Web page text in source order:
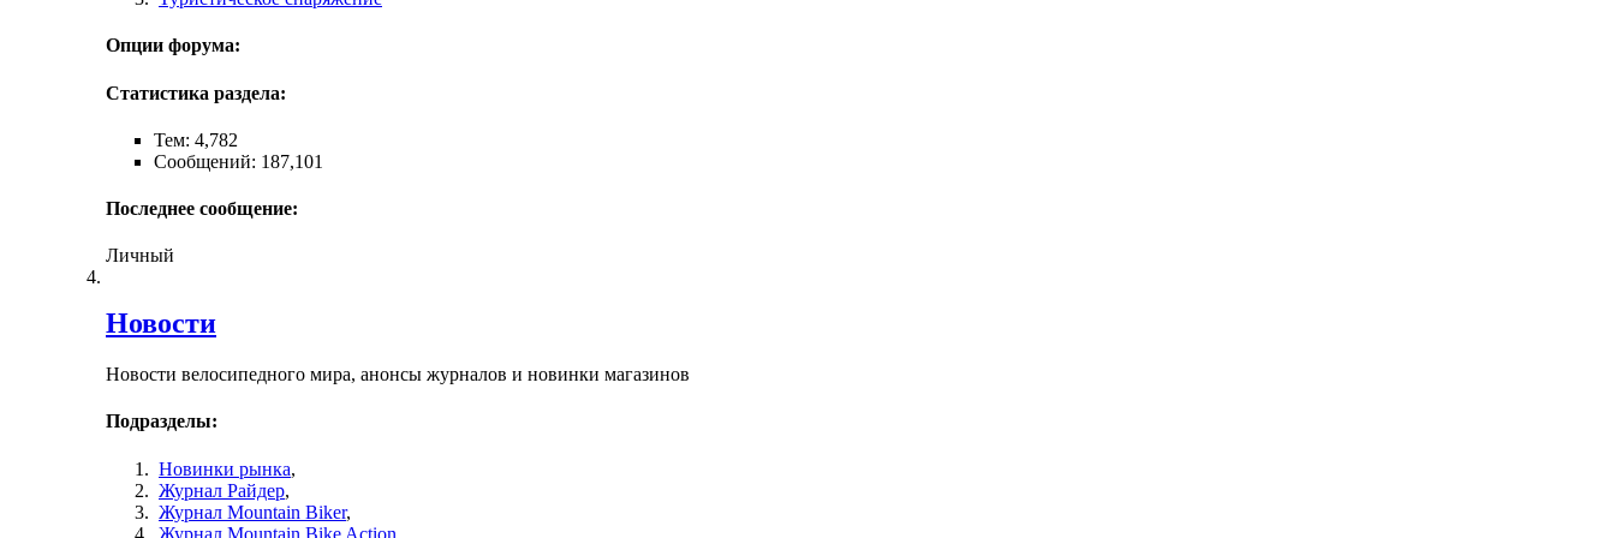
Опции форума:
Статистика раздела:
Тем: 4,782
Сообщений: 187,101
Последнее сообщение:
Личный
Новости
Новости велосипедного мира, анонсы журналов и новинки магазинов
Подразделы:
Новинки рынка,
Журнал Райдер,
Журнал Mountain Biker,
Журнал Mountain Bike Action